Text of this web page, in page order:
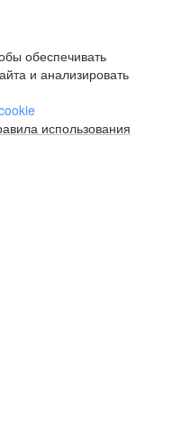
обеспечивать
и анализировать
использования